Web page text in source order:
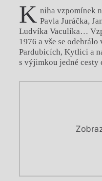
K niha vzpomínek
Pavla Juráčka,
Ludvíka Vaculíka…
1976 a vše se
Pardubicích, Kytlici a
s výjimkou jedné cesty